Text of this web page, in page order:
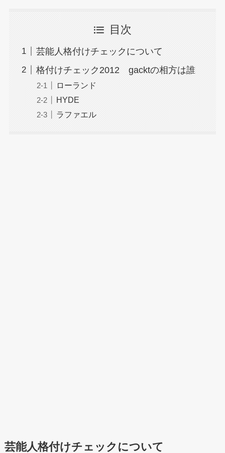
目次
芸能人格付けチェックについて
格付けチェック2012 gacktの相方は誰
ローランド
HYDE
ラファエル
芸能人格付けチェックについて